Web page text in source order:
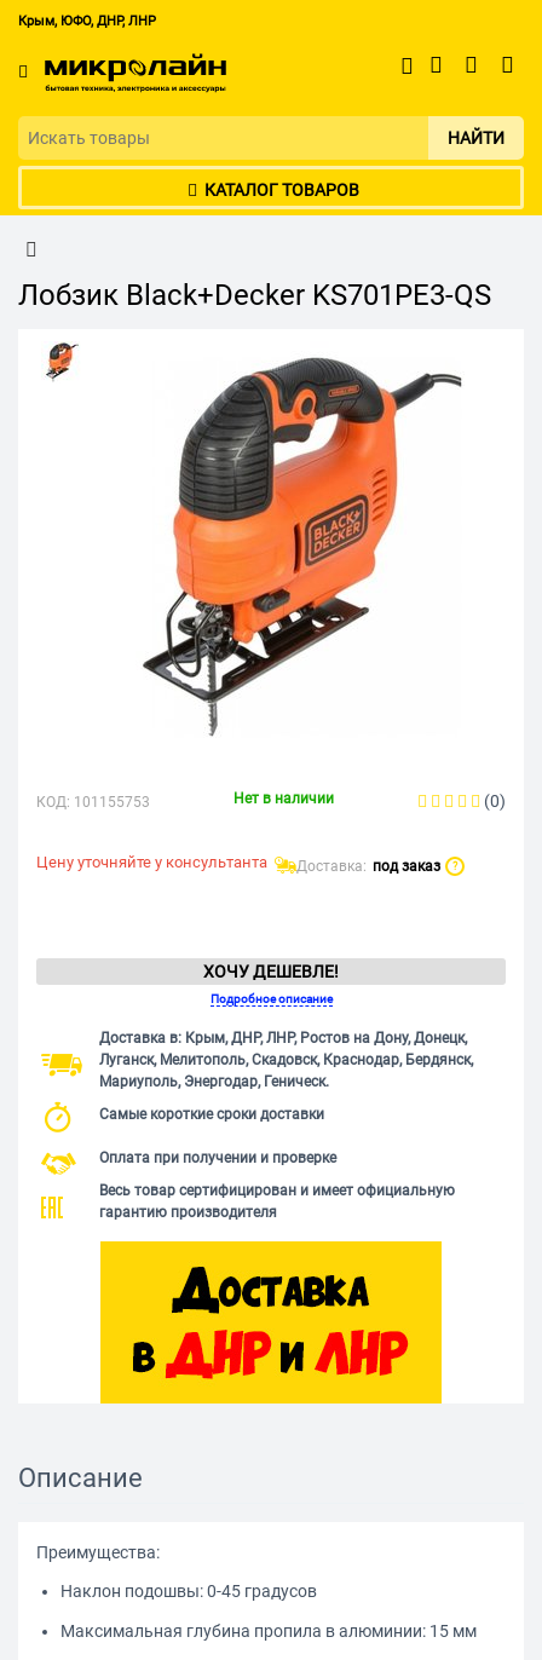
Крым, ЮФО, ДНР, ЛНР
НАЙТИ
КАТАЛОГ ТОВАРОВ
Лобзик Black+Decker KS701PE3-QS
КОД: 101155753 Нет в наличии (0)
Цену уточняйте у консультанта Доставка: под заказ ?
ХОЧУ ДЕШЕВЛЕ!
Подробное описание
Доставка в: Крым, ДНР, ЛНР, Ростов на Дону, Донецк,
Луганск, Мелитополь, Скадовск, Краснодар, Бердянск,
Мариуполь, Энергодар, Геническ.
Самые короткие сроки доставки
Оплата при получении и проверке
Весь товар сертифицирован и имеет официальную
гарантию производителя
Описание
Преимущества:
Наклон подошвы: 0-45 градусов
Максимальная глубина пропила в алюминии: 15 мм